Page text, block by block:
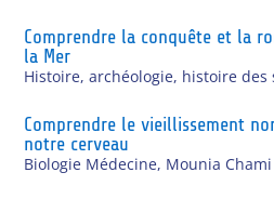
Comprendre la conquête et la
la Mer
Histoire, archéologie, histoire des
Comprendre le vieillissement
notre cerveau
Biologie Médecine, Mounia Chami